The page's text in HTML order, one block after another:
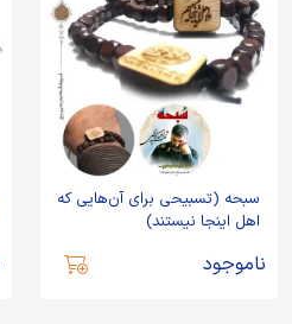
سبحه (تسبیحی برای آن‌هایی که
اهل اینجا نیستند)
ناموجود